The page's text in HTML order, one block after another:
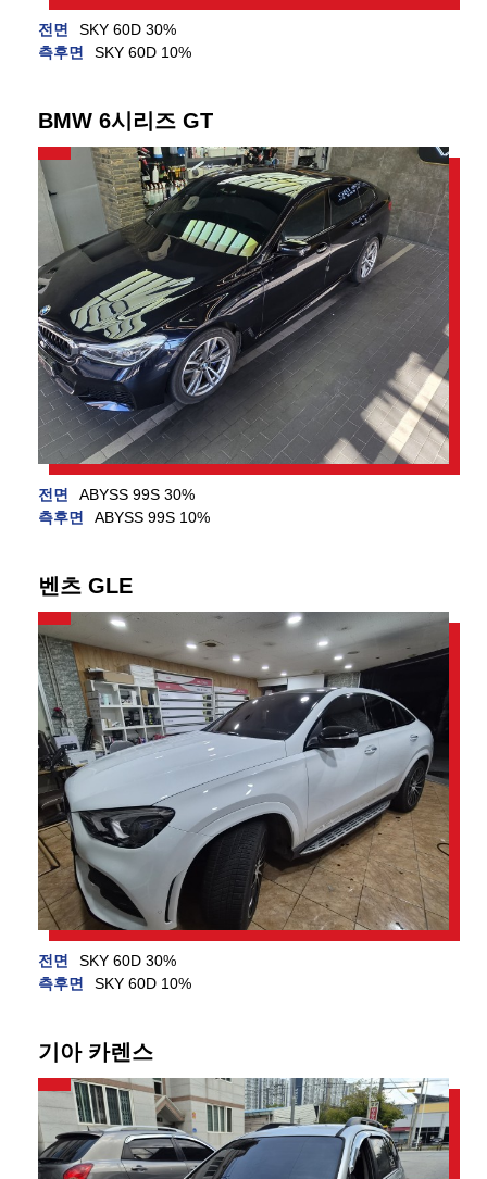
전면
SKY 60D 30%
측후면
SKY 60D 10%
BMW 6시리즈 GT
전면
ABYSS 99S 30%
측후면
ABYSS 99S 10%
벤츠 GLE
전면
SKY 60D 30%
측후면
SKY 60D 10%
기아 카렌스